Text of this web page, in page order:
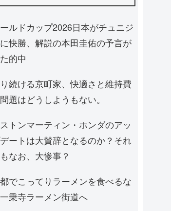
ルドカップ2026日本がチュニジ
快勝、解説の本田圭佑の予言が
的中
続ける京町家、快適さと維持費
題はどうしようもない。
トンマーティン・ホンダのアッ
ートは大賛辞となるのか？それ
なお、大惨事？
でこってりラーメンを食べるな
乗寺ラーメン街道へ